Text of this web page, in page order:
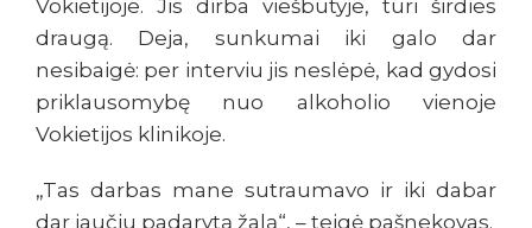
Vokietijoje. Jis dirba viešbutyje, turi širdies
draugą. Deja, sunkumai iki galo dar
nesibaigė: per interviu jis neslėpė, kad gydosi
priklausomybę nuo alkoholio vienoje
Vokietijos klinikoje.
„Tas darbas mane sutraumavo ir iki dabar
dar jaučiu padarytą žalą“, – teigė pašnekovas.